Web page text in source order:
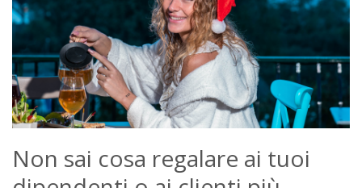
Non sai cosa regalare ai tuoi